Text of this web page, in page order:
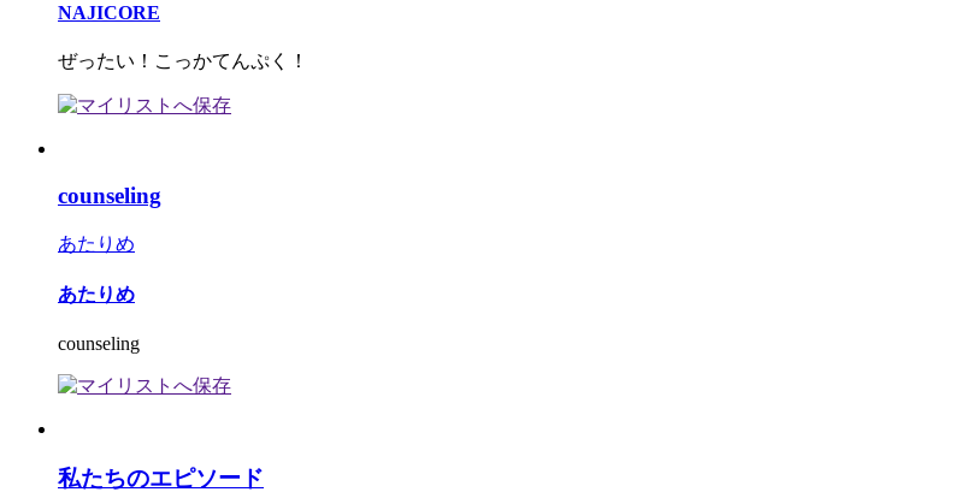
NAJICORE
ぜったい！こっかてんぷく！
counseling
あたりめ
あたりめ
counseling
私たちのエピソード